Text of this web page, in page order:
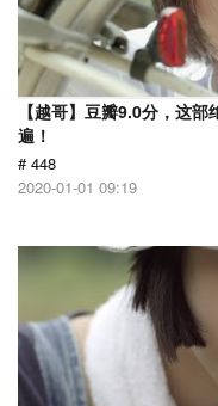
【越哥】豆瓣9.0分，这
遍！
# 448
2020-01-01 09:19